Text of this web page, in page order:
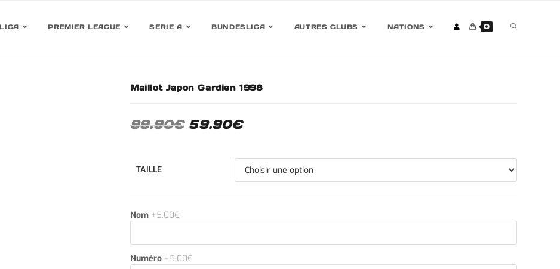
LIGA PREMIER LEAGUE SERIE A BUNDESLIGA AUTRES CLUBS NATIONS 0
Maillot Japon Gardien 1998
99.90€ 59.90€
TAILLE
Nom +5.00€
Numéro +5.00€